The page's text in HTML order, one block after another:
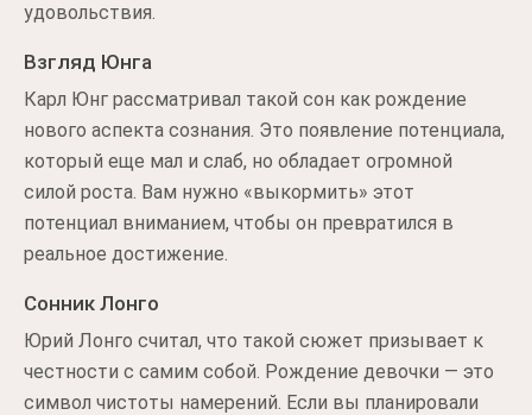
удовольствия.
Взгляд Юнга
Карл Юнг рассматривал такой сон как рождение
нового аспекта сознания. Это появление потенциала,
который еще мал и слаб, но обладает огромной
силой роста. Вам нужно «выкормить» этот
потенциал вниманием, чтобы он превратился в
реальное достижение.
Сонник Лонго
Юрий Лонго считал, что такой сюжет призывает к
честности с самим собой. Рождение девочки — это
символ чистоты намерений. Если вы планировали